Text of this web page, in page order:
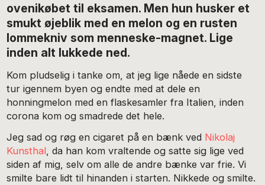
ovenikøbet til eksamen. Men hun husker et
smukt øjeblik med en melon og en rusten
lommekniv som menneske-magnet. Lige
inden alt lukkede ned.
Kom pludselig i tanke om, at jeg lige nåede en sidste
tur igennem byen og endte med at dele en
honningmelon med en flaskesamler fra Italien, inden
corona kom og smadrede det hele.
Jeg sad og røg en cigaret på en bænk ved Nikolaj
Kunsthal, da han kom vraltende og satte sig lige ved
siden af mig, selv om alle de andre bænke var frie. Vi
smilte bare lidt til hinanden i starten. Nikkede og smilte.